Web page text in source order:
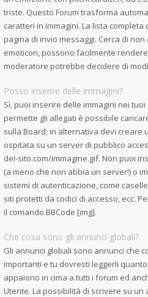
triste. Questo Forum trasforma
caratteri in immagini. La lista
pagina di invio messaggi. Cerca di
emoticon, possono facilmente
moderatore potrebbe decidere di
Posso inserire delle immagini?
Sì, puoi inserire delle immagini nei tuoi
permette gli allegati è possibile
sulla Board; in alternativa devi creare
ospitata su un server di pubblico
del-sito.com/immagine.gif. Non puoi
(a meno che non abbia un server!) o
sistemi di autenticazione, come
siti protetti da codici di accesso, ecc.
il comando BBCode [img].
Che cosa sono gli annunci globali?
Gli annunci globali sono annunci che
importanti e tu dovresti leggerli
appaiono in cima a tutti i forum ed
Utente. La possibilità di scrivere su